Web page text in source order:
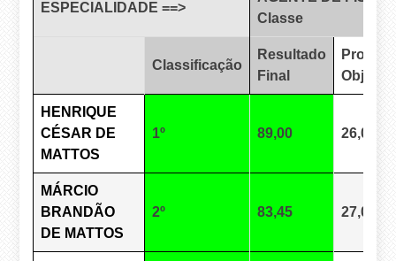
ESPECIALIDADE ==>
Classe
Classificação
Resultado
Final
Prova
Objetiva
HENRIQUE
CÉSAR DE
MATTOS
1º 89,00 26,00
MÁRCIO
BRANDÃO
DE MATTOS
2º 83,45 27,00